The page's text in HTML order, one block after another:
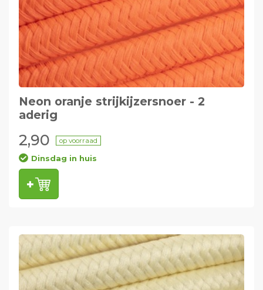
Neon oranje strijkijzersnoer - 2
aderig
2,90 op voorraad
Dinsdag in huis